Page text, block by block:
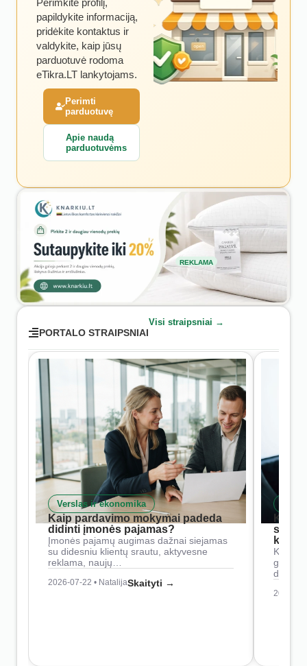
Perimkite profilį,
papildykite informaciją,
pridėkite kontaktus ir
valdykite, kaip jūsų
parduotuvė rodoma
eTikra.LT lankytojams.
Perimti
parduotuvę
Apie naudą
parduotuvėms
REKLAMA
PORTALO STRAIPSNIAI
Visi straipsniai →
Verslas ir ekonomika
Kaip pardavimo mokymai padeda
didinti įmonės pajamas?
Įmonės pajamų augimas dažnai siejamas
su didesniu klientų srautu, aktyvesne
reklama, naujų…
2026-07-22 • NatalijaSkaityti →
Kaip
2026-